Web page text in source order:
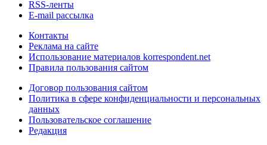
RSS-ленты
E-mail рассылка
Контакты
Реклама на сайте
Использование материалов korrespondent.net
Правила пользования сайтом
Договор пользования сайтом
Политика в сфере конфиденциальности и персональных
данных
Пользовательское соглашение
Редакция